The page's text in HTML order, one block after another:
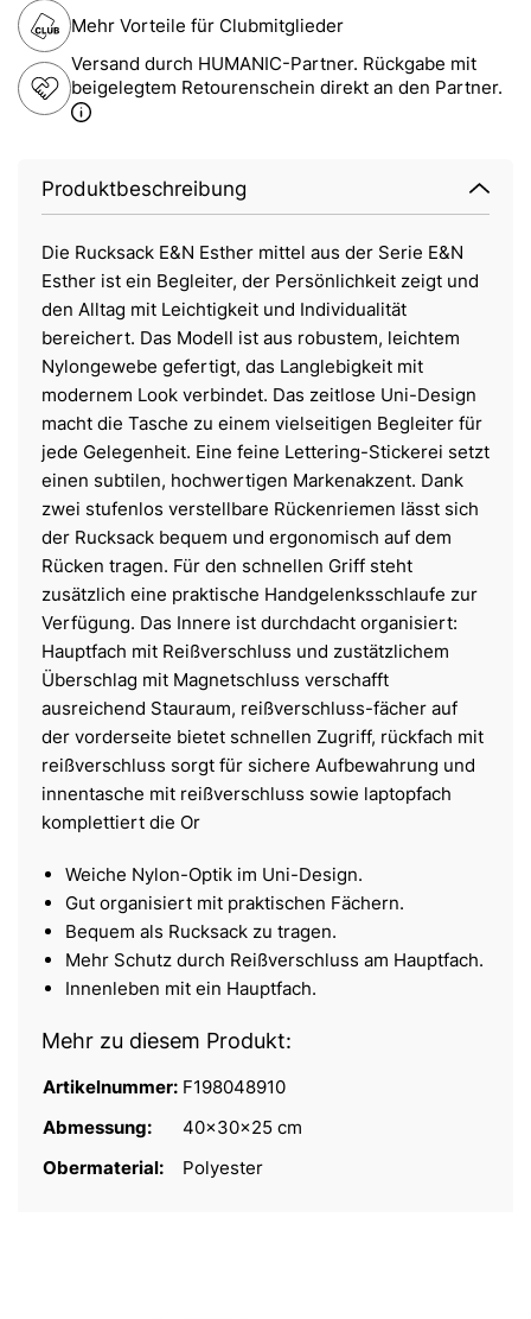
Mehr Vorteile für Clubmitglieder
Versand durch HUMANIC-Partner. Rückgabe mit
beigelegtem Retourenschein direkt an den Partner.
Produktbeschreibung
Die Rucksack E&N Esther mittel aus der Serie E&N
Esther ist ein Begleiter, der Persönlichkeit zeigt und
den Alltag mit Leichtigkeit und Individualität
bereichert. Das Modell ist aus robustem, leichtem
Nylongewebe gefertigt, das Langlebigkeit mit
modernem Look verbindet. Das zeitlose Uni-Design
macht die Tasche zu einem vielseitigen Begleiter für
jede Gelegenheit. Eine feine Lettering-Stickerei setzt
einen subtilen, hochwertigen Markenakzent. Dank
zwei stufenlos verstellbare Rückenriemen lässt sich
der Rucksack bequem und ergonomisch auf dem
Rücken tragen. Für den schnellen Griff steht
zusätzlich eine praktische Handgelenksschlaufe zur
Verfügung. Das Innere ist durchdacht organisiert:
Hauptfach mit Reißverschluss und zustätzlichem
Überschlag mit Magnetschluss verschafft
ausreichend Stauraum, reißverschluss-fächer auf
der vorderseite bietet schnellen Zugriff, rückfach mit
reißverschluss sorgt für sichere Aufbewahrung und
innentasche mit reißverschluss sowie laptopfach
komplettiert die Or
Weiche Nylon-Optik im Uni-Design.
Gut organisiert mit praktischen Fächern.
Bequem als Rucksack zu tragen.
Mehr Schutz durch Reißverschluss am Hauptfach.
Innenleben mit ein Hauptfach.
Mehr zu diesem Produkt:
Artikelnummer: F198048910
Abmessung:
40x30x25 cm
Obermaterial:
Polyester